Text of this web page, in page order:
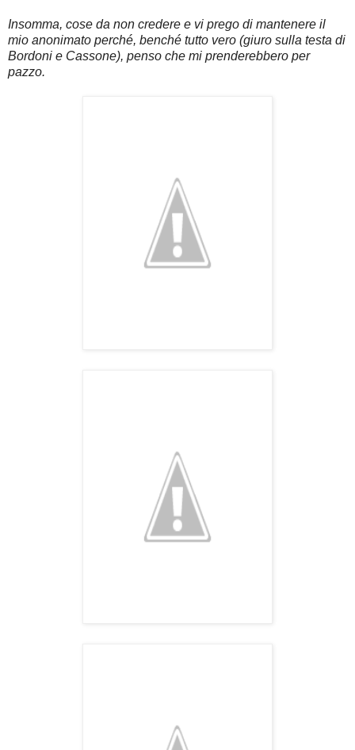
Insomma, cose da non credere e vi prego di mantenere il
mio anonimato perché, benché tutto vero (giuro sulla testa di
Bordoni e Cassone), penso che mi prenderebbero per
pazzo.